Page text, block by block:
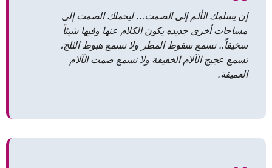
إن يسلمك الألم إلى الصمت… ليحملك الصمت إلى
مساحات أخرى جديده يكون الكلام عنها وفيها شيئاً
سخيفاً.. نسمع سقوط المطر ولا نسمع هبوط الثلج،
نسمع عجيج الآلام الخفيفة ولا نسمع صمت الآلام
العميقة.